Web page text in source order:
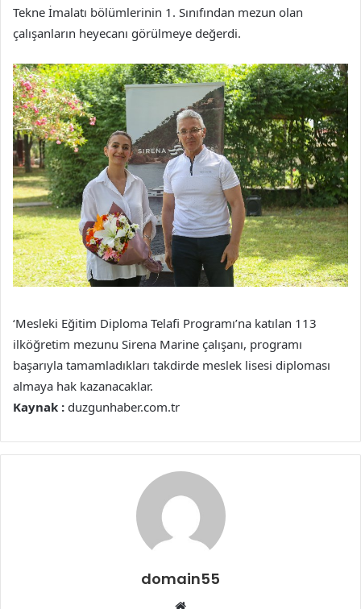
Tekne İmalatı bölümlerinin 1. Sınıfından mezun olan
çalışanların heyecanı görülmeye değerdi.
‘Mesleki Eğitim Diploma Telafi Programı’na katılan 113
ilköğretim mezunu Sirena Marine çalışanı, programı
başarıyla tamamladıkları takdirde meslek lisesi diploması
almaya hak kazanacaklar.
Kaynak : duzgunhaber.com.tr
domain55
Web